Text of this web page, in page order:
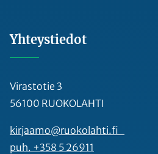
Yhteystiedot
Virastotie 3
56100 RUOKOLAHTI
kirjaamo@ruokolahti.fi
puh. +358 5 26911